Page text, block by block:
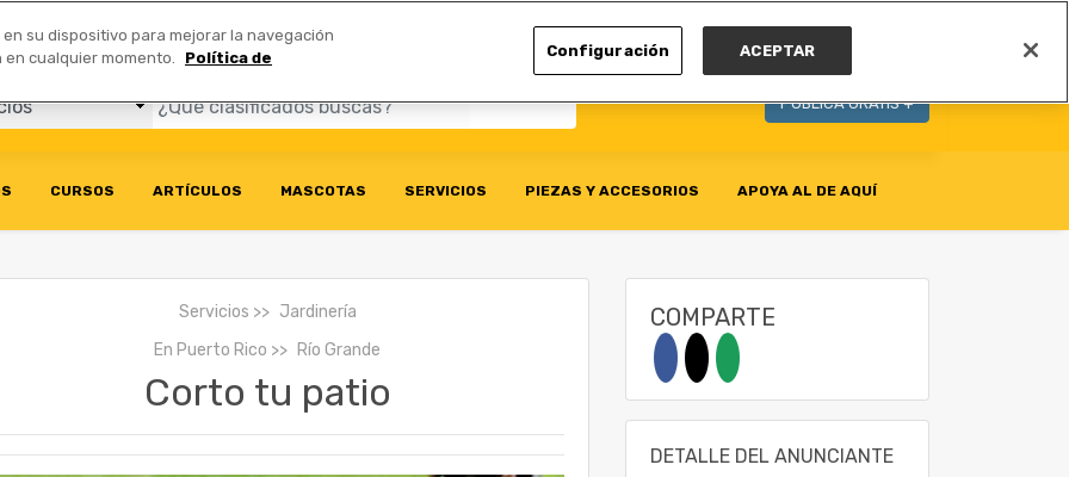
PUBLICA GRATIS +
CURSOS ARTÍCULOS MASCOTAS SERVICIOS PIEZAS Y ACCESORIOS APOYA AL DE AQUÍ
Servicios
Jardinería
En Puerto Rico Río Grande
Corto tu patio
COMPARTE
DETALLE DEL ANUNCIANTE
su dispositivo para mejorar la navegación
en cualquier momento.
Política de Configuración ACEPTAR